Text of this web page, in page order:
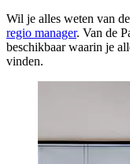
Wil je alles weten van
regio manager. Van de
beschikbaar waarin je
vinden.